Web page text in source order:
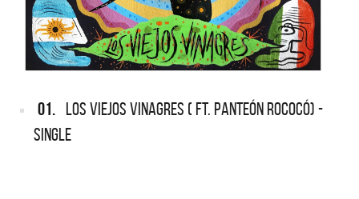
01. LOS VIEJOS VINAGRES ( FT. PANTEÓN ROCOCÓ) -
SINGLE